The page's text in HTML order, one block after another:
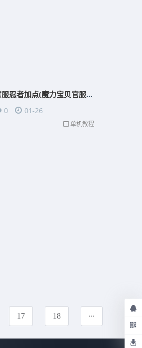
魔力宝贝官服忍者加点(魔力宝贝官服忍者加点推荐)
0
01-26
单机教程
17 18 ...